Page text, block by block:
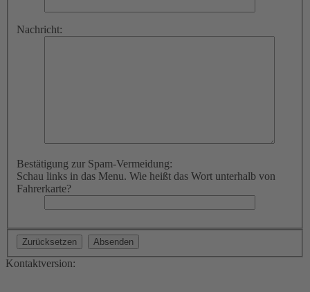
Nachricht:
Bestätigung zur Spam-Vermeidung:
Schau links in das Menu. Wie heißt das Wort unterhalb von
Fahrerkarte?
Kontaktversion: